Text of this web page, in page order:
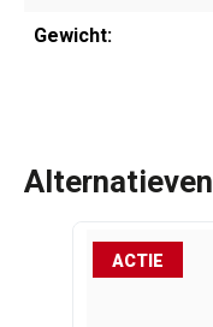
Gewicht:
Alternatieven
ACTIE